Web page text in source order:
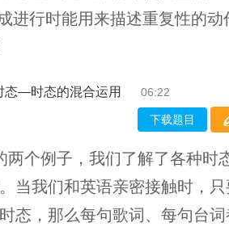
进行时能用来描述重复性的动
态—时态的混合运用 06:22
下载题目
两个例子，我们了解了各种时
当我们和英语亲密接触时，
态，那么每句歌词、每句台